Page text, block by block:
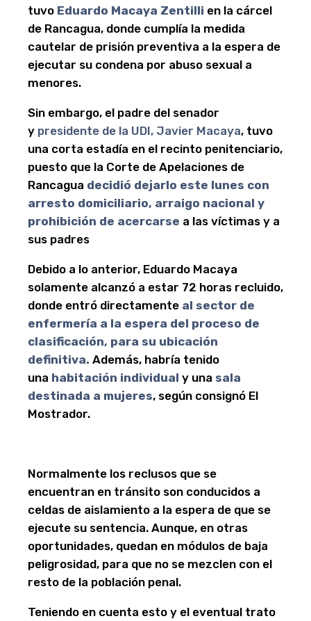
tuvo Eduardo Macaya Zentilli en la cárcel
de Rancagua, donde cumplía la medida
cautelar de prisión preventiva a la espera de
ejecutar su condena por abuso sexual a
menores.
Sin embargo, el padre del senador
y presidente de la UDI, Javier Macaya, tuvo
una corta estadía en el recinto penitenciario,
puesto que la Corte de Apelaciones de
Rancagua decidió dejarlo este lunes con
arresto domiciliario, arraigo nacional y
prohibición de acercarse a las víctimas y a
sus padres
Debido a lo anterior, Eduardo Macaya
solamente alcanzó a estar 72 horas recluido,
donde entró directamente al sector de
enfermería a la espera del proceso de
clasificación, para su ubicación
definitiva. Además, habría tenido
una habitación individual y una sala
destinada a mujeres, según consignó El
Mostrador.
Normalmente los reclusos que se
encuentran en tránsito son conducidos a
celdas de aislamiento a la espera de que se
ejecute su sentencia. Aunque, en otras
oportunidades, quedan en módulos de baja
peligrosidad, para que no se mezclen con el
resto de la población penal.
Teniendo en cuenta esto y el eventual trato